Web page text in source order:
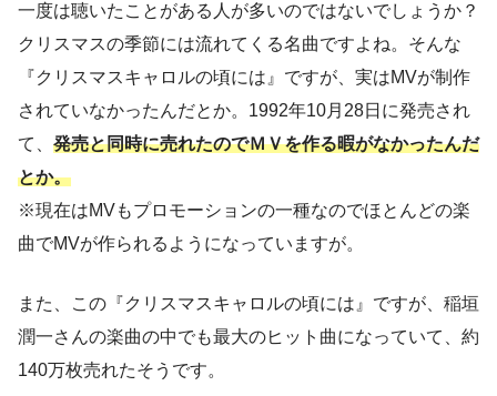
一度は聴いたことがある人が多いのではないでしょうか？
クリスマスの季節には流れてくる名曲ですよね。そんな
『クリスマスキャロルの頃には』ですが、実はMVが制作
されていなかったんだとか。1992年10月28日に発売され
て、 発売と同時に売れたのでＭＶを作る暇がなかったんだ
とか。
※現在はMVもプロモーションの一種なのでほとんどの楽
曲でMVが作られるようになっていますが。
また、この『クリスマスキャロルの頃には』ですが、稲垣
潤一さんの楽曲の中でも最大のヒット曲になっていて、約
140万枚売れたそうです。